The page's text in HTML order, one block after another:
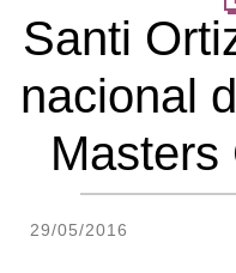
Santi
nacional
Masters
29/05/2016